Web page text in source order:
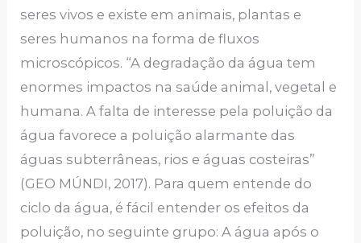
seres vivos e existe em animais, plantas e
seres humanos na forma de fluxos
microscópicos. “A degradação da água tem
enormes impactos na saúde animal, vegetal e
humana. A falta de interesse pela poluição da
água favorece a poluição alarmante das
águas subterrâneas, rios e águas costeiras”
(GEO MÚNDI, 2017). Para quem entende do
ciclo da água, é fácil entender os efeitos da
poluição, no seguinte grupo: A água após o